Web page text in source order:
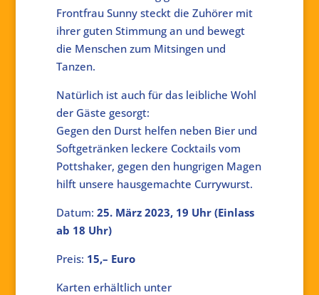
Frontfrau Sunny steckt die Zuhörer mit
ihrer guten Stimmung an und bewegt
die Menschen zum Mitsingen und
Tanzen.
Natürlich ist auch für das leibliche Wohl
der Gäste gesorgt:
Gegen den Durst helfen neben Bier und
Softgetränken leckere Cocktails vom
Pottshaker, gegen den hungrigen Magen
hilft unsere hausgemachte Currywurst.
Datum: 25. März 2023, 19 Uhr (Einlass
ab 18 Uhr)
Preis: 15,– Euro
Karten erhältlich unter